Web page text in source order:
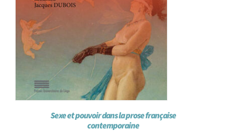
Sexe et pouvoir dans la prose française
contemporaine